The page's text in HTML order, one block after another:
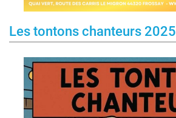
Les tontons chanteurs 2025